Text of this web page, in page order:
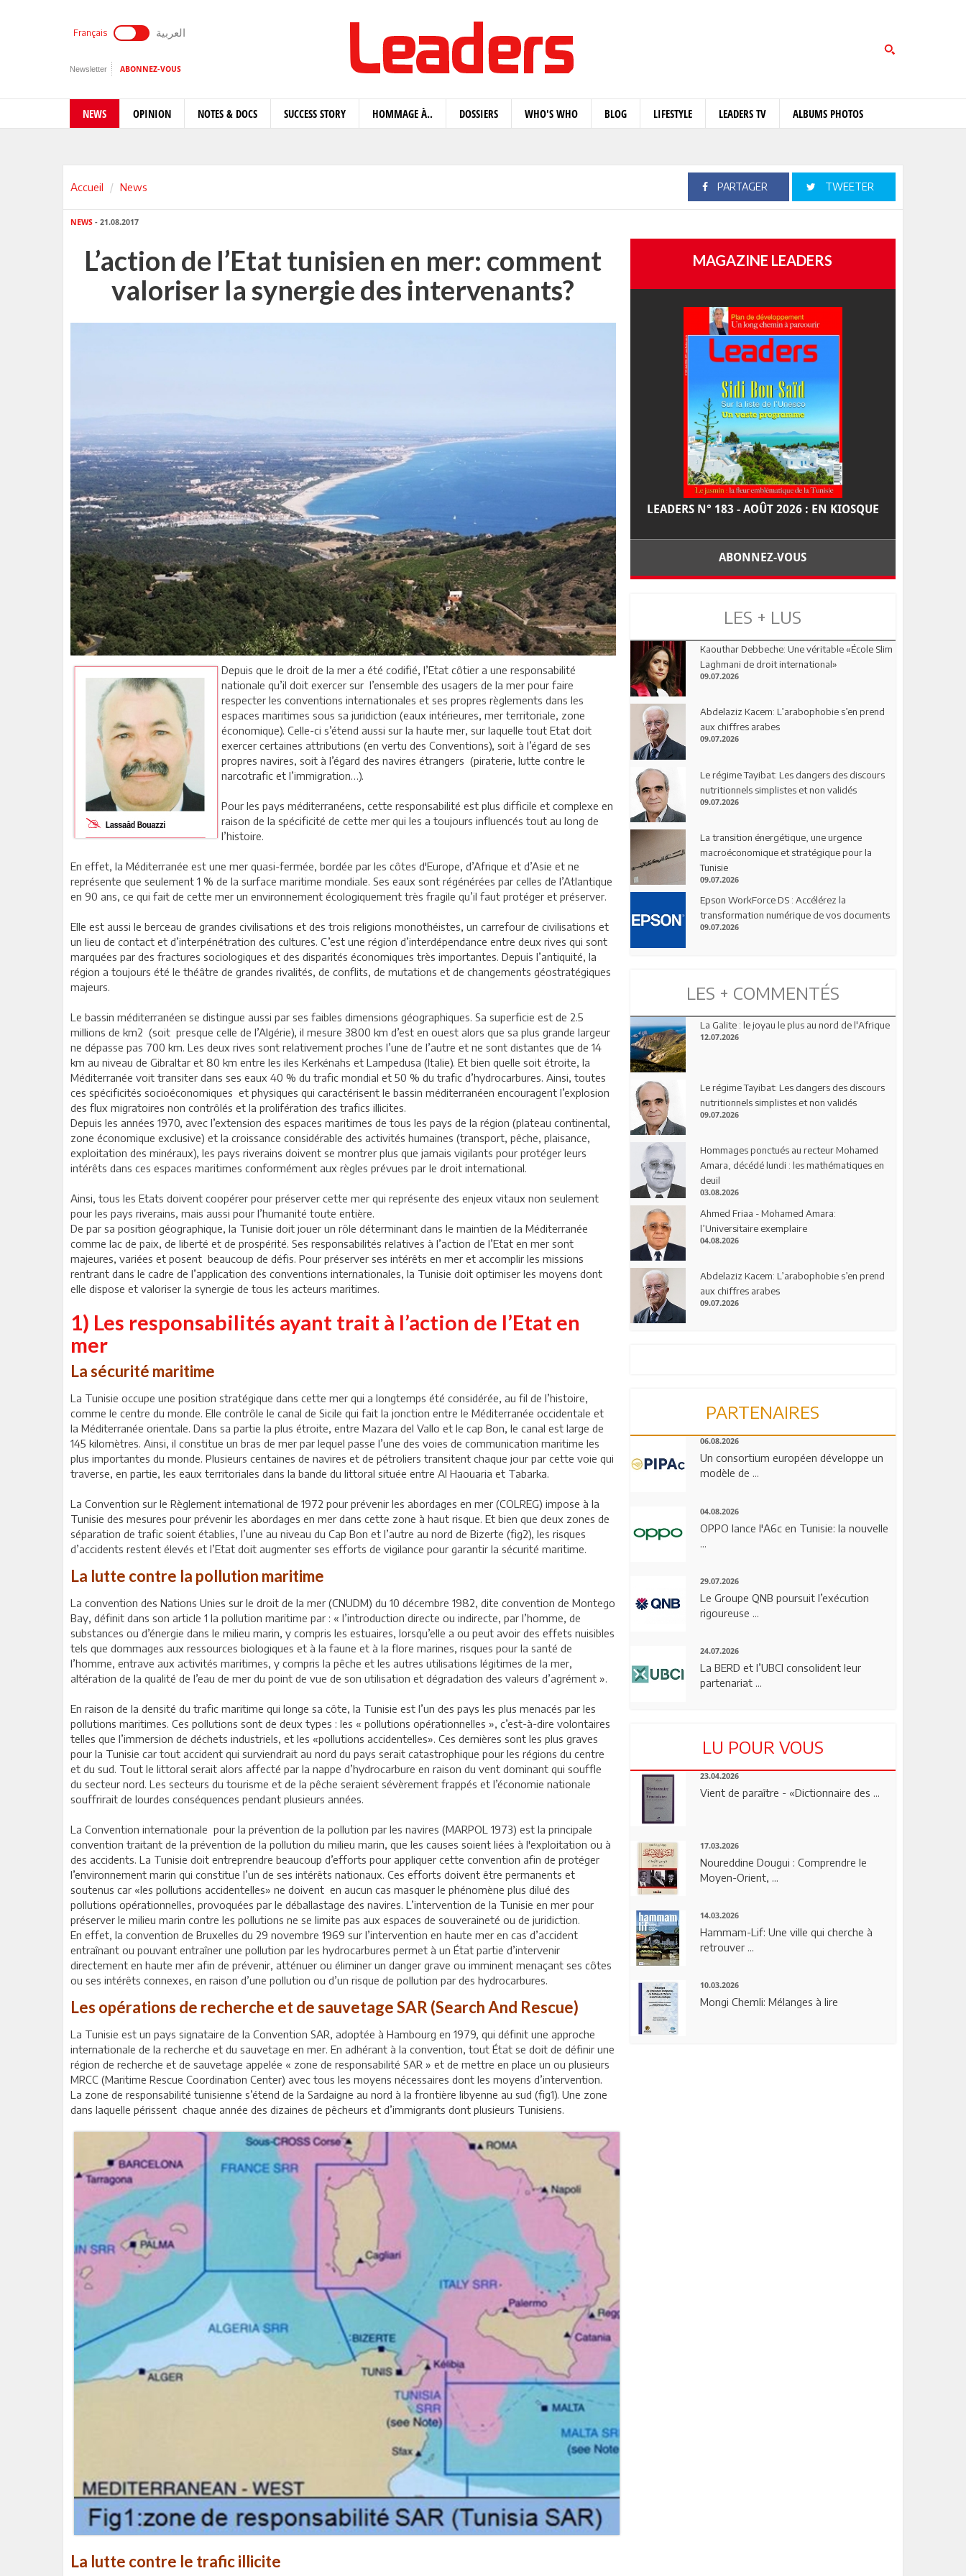
Français العربية
Newsletter ABONNEZ-VOUS
NEWS OPINION NOTES & DOCS SUCCESS STORY HOMMAGE À.. DOSSIERS WHO'S WHO BLOG LIFESTYLE LEADERS TV ALBUMS PHOTOS
Accueil News PARTAGER TWEETER
NEWS - 21.08.2017
L’action de l’Etat tunisien en mer: comment
valoriser la synergie des intervenants?
Depuis que le droit de la mer a été codifié, l’Etat côtier a une responsabilité
nationale qu’il doit exercer sur l’ensemble des usagers de la mer pour faire
respecter les conventions internationales et ses propres règlements dans les
espaces maritimes sous sa juridiction (eaux intérieures, mer territoriale, zone
économique). Celle-ci s’étend aussi sur la haute mer, sur laquelle tout Etat doit
exercer certaines attributions (en vertu des Conventions), soit à l’égard de ses
propres navires, soit à l’égard des navires étrangers (piraterie, lutte contre le
narcotrafic et l’immigration…).
Pour les pays méditerranéens, cette responsabilité est plus difficile et complexe en
raison de la spécificité de cette mer qui les a toujours influencés tout au long de
l’histoire.
En effet, la Méditerranée est une mer quasi-fermée, bordée par les côtes d'Europe, d’Afrique et d’Asie et ne
représente que seulement 1 % de la surface maritime mondiale. Ses eaux sont régénérées par celles de l’Atlantique
en 90 ans, ce qui fait de cette mer un environnement écologiquement très fragile qu’il faut protéger et préserver.
Elle est aussi le berceau de grandes civilisations et des trois religions monothéistes, un carrefour de civilisations et
un lieu de contact et d’interpénétration des cultures. C’est une région d’interdépendance entre deux rives qui sont
marquées par des fractures sociologiques et des disparités économiques très importantes. Depuis l’antiquité, la
région a toujours été le théâtre de grandes rivalités, de conflits, de mutations et de changements géostratégiques
majeurs.
Le bassin méditerranéen se distingue aussi par ses faibles dimensions géographiques. Sa superficie est de 2.5
millions de km2 (soit presque celle de l’Algérie), il mesure 3800 km d’est en ouest alors que sa plus grande largeur
ne dépasse pas 700 km. Les deux rives sont relativement proches l’une de l’autre et ne sont distantes que de 14
km au niveau de Gibraltar et 80 km entre les iles Kerkénahs et Lampedusa (Italie). Et bien quelle soit étroite, la
Méditerranée voit transiter dans ses eaux 40 % du trafic mondial et 50 % du trafic d’hydrocarbures. Ainsi, toutes
ces spécificités socioéconomiques et physiques qui caractérisent le bassin méditerranéen encouragent l’explosion
des flux migratoires non contrôlés et la prolifération des trafics illicites.
Depuis les années 1970, avec l’extension des espaces maritimes de tous les pays de la région (plateau continental,
zone économique exclusive) et la croissance considérable des activités humaines (transport, pêche, plaisance,
exploitation des minéraux), les pays riverains doivent se montrer plus que jamais vigilants pour protéger leurs
intérêts dans ces espaces maritimes conformément aux règles prévues par le droit international.
Ainsi, tous les Etats doivent coopérer pour préserver cette mer qui représente des enjeux vitaux non seulement
pour les pays riverains, mais aussi pour l’humanité toute entière.
De par sa position géographique, la Tunisie doit jouer un rôle déterminant dans le maintien de la Méditerranée
comme lac de paix, de liberté et de prospérité. Ses responsabilités relatives à l’action de l’Etat en mer sont
majeures, variées et posent beaucoup de défis. Pour préserver ses intérêts en mer et accomplir les missions
rentrant dans le cadre de l’application des conventions internationales, la Tunisie doit optimiser les moyens dont
elle dispose et valoriser la synergie de tous les acteurs maritimes.
1) Les responsabilités ayant trait à l’action de l’Etat en
mer
La sécurité maritime
La Tunisie occupe une position stratégique dans cette mer qui a longtemps été considérée, au fil de l’histoire,
comme le centre du monde. Elle contrôle le canal de Sicile qui fait la jonction entre le Méditerranée occidentale et
la Méditerranée orientale. Dans sa partie la plus étroite, entre Mazara del Vallo et le cap Bon, le canal est large de
145 kilomètres. Ainsi, il constitue un bras de mer par lequel passe l’une des voies de communication maritime les
plus importantes du monde. Plusieurs centaines de navires et de pétroliers transitent chaque jour par cette voie qui
traverse, en partie, les eaux territoriales dans la bande du littoral située entre Al Haouaria et Tabarka.
La Convention sur le Règlement international de 1972 pour prévenir les abordages en mer (COLREG) impose à la
Tunisie des mesures pour prévenir les abordages en mer dans cette zone à haut risque. Et bien que deux zones de
séparation de trafic soient établies, l’une au niveau du Cap Bon et l’autre au nord de Bizerte (fig2), les risques
d’accidents restent élevés et l’Etat doit augmenter ses efforts de vigilance pour garantir la sécurité maritime.
La lutte contre la pollution maritime
La convention des Nations Unies sur le droit de la mer (CNUDM) du 10 décembre 1982, dite convention de Montego
Bay, définit dans son article 1 la pollution maritime par : « l’introduction directe ou indirecte, par l’homme, de
substances ou d’énergie dans le milieu marin, y compris les estuaires, lorsqu’elle a ou peut avoir des effets nuisibles
tels que dommages aux ressources biologiques et à la faune et à la flore marines, risques pour la santé de
l’homme, entrave aux activités maritimes, y compris la pêche et les autres utilisations légitimes de la mer,
altération de la qualité de l’eau de mer du point de vue de son utilisation et dégradation des valeurs d’agrément ».
En raison de la densité du trafic maritime qui longe sa côte, la Tunisie est l’un des pays les plus menacés par les
pollutions maritimes. Ces pollutions sont de deux types : les « pollutions opérationnelles », c’est-à-dire volontaires
telles que l’immersion de déchets industriels, et les «pollutions accidentelles». Ces dernières sont les plus graves
pour la Tunisie car tout accident qui surviendrait au nord du pays serait catastrophique pour les régions du centre
et du sud. Tout le littoral serait alors affecté par la nappe d’hydrocarbure en raison du vent dominant qui souffle
du secteur nord. Les secteurs du tourisme et de la pêche seraient sévèrement frappés et l’économie nationale
souffrirait de lourdes conséquences pendant plusieurs années.
La Convention internationale pour la prévention de la pollution par les navires (MARPOL 1973) est la principale
convention traitant de la prévention de la pollution du milieu marin, que les causes soient liées à l'exploitation ou à
des accidents. La Tunisie doit entreprendre beaucoup d’efforts pour appliquer cette convention afin de protéger
l’environnement marin qui constitue l’un de ses intérêts nationaux. Ces efforts doivent être permanents et
soutenus car «les pollutions accidentelles» ne doivent en aucun cas masquer le phénomène plus dilué des
pollutions opérationnelles, provoquées par le déballastage des navires. L’intervention de la Tunisie en mer pour
préserver le milieu marin contre les pollutions ne se limite pas aux espaces de souveraineté ou de juridiction.
En effet, la convention de Bruxelles du 29 novembre 1969 sur l’intervention en haute mer en cas d’accident
entraînant ou pouvant entraîner une pollution par les hydrocarbures permet à un État partie d’intervenir
directement en haute mer afin de prévenir, atténuer ou éliminer un danger grave ou imminent menaçant ses côtes
ou ses intérêts connexes, en raison d’une pollution ou d’un risque de pollution par des hydrocarbures.
Les opérations de recherche et de sauvetage SAR (Search And Rescue)
La Tunisie est un pays signataire de la Convention SAR, adoptée à Hambourg en 1979, qui définit une approche
internationale de la recherche et du sauvetage en mer. En adhérant à la convention, tout État se doit de définir une
région de recherche et de sauvetage appelée « zone de responsabilité SAR » et de mettre en place un ou plusieurs
MRCC (Maritime Rescue Coordination Center) avec tous les moyens nécessaires dont les moyens d’intervention.
La zone de responsabilité tunisienne s’étend de la Sardaigne au nord à la frontière libyenne au sud (fig1). Une zone
dans laquelle périssent chaque année des dizaines de pêcheurs et d’immigrants dont plusieurs Tunisiens.
La lutte contre le trafic illicite
MAGAZINE LEADERS
LEADERS N° 183 - AOÛT 2026 : EN KIOSQUE
ABONNEZ-VOUS
LES + LUS
Kaouthar Debbeche: Une véritable «École Slim
Laghmani de droit international»
09.07.2026
Abdelaziz Kacem: L’arabophobie s’en prend
aux chiffres arabes
09.07.2026
Le régime Tayibat: Les dangers des discours
nutritionnels simplistes et non validés
09.07.2026
La transition énergétique, une urgence
macroéconomique et stratégique pour la
Tunisie
09.07.2026
Epson WorkForce DS : Accélérez la
transformation numérique de vos documents
09.07.2026
LES + COMMENTÉS
La Galite : le joyau le plus au nord de l'Afrique
12.07.2026
Le régime Tayibat: Les dangers des discours
nutritionnels simplistes et non validés
09.07.2026
Hommages ponctués au recteur Mohamed
Amara, décédé lundi : les mathématiques en
deuil
03.08.2026
Ahmed Friaa - Mohamed Amara:
l’Universitaire exemplaire
04.08.2026
Abdelaziz Kacem: L’arabophobie s’en prend
aux chiffres arabes
09.07.2026
PARTENAIRES
06.08.2026
Un consortium européen développe un
modèle de ...
04.08.2026
OPPO lance l'A6c en Tunisie: la nouvelle
29.07.2026
Le Groupe QNB poursuit l’exécution
rigoureuse ...
24.07.2026
La BERD et l’UBCI consolident leur
partenariat ...
LU POUR VOUS
23.04.2026
Vient de paraître - «Dictionnaire des ...
17.03.2026
Noureddine Dougui : Comprendre le
Moyen-Orient, ...
14.03.2026
Hammam-Lif: Une ville qui cherche à
retrouver ...
10.03.2026
Mongi Chemli: Mélanges à lire